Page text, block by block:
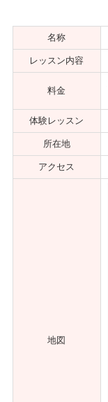
名称
レッスン内容
料金
体験レッスン
所在地
アクセス
地図